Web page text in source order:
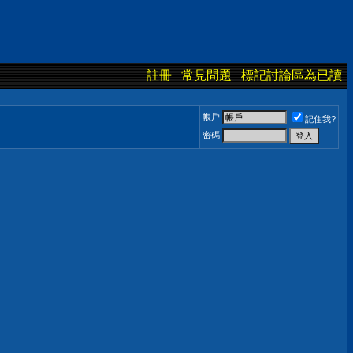
註冊 常見問題 標記討論區為已讀
帳戶
記住我?
密碼